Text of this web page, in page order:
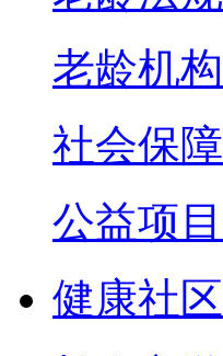
老龄机构
社会保障
公益项目
健康社区